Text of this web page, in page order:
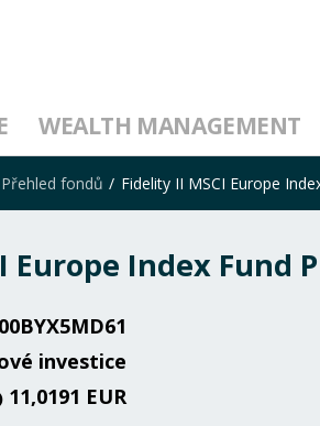
WEALTH MANAGEMENT
Přehled fondů Fidelity II MSCI Europe
Europe Index Fund P
investice
11,0191 EUR